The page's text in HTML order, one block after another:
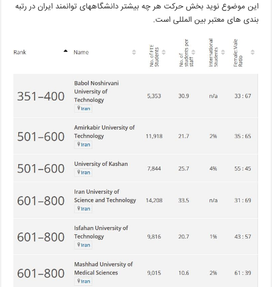
این موضوع نوید بخش حرکت هر چه بیشتر دانشگاههای توانمند ایران در رتبه
بندی های معتبر بین المللی است.